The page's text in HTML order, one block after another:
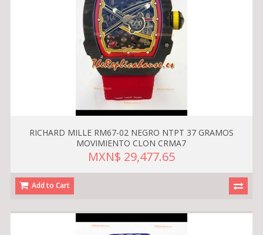
RICHARD MILLE RM67-02 NEGRO NTPT 37 GRAMOS
MOVIMIENTO CLON CRMA7
MXN$ 29,477.65
Add to Cart